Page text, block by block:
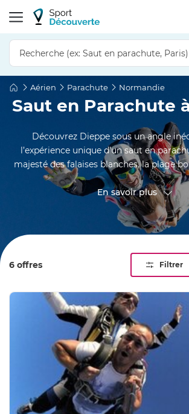
Aérien Parachute Normandie
Saut en Parachute
Découvrez Dieppe sous un angle
l’expérience unique d’un saut en
majesté des falaises blanches, la plage
et les paysages bucoliques de la
Ressentez l’adrénaline intense de la
profitant de panoramas à couper le
par des professionnels, ce moment
sensations fortes et découverte aérienne
En savoir plus
6 offres Filtrer